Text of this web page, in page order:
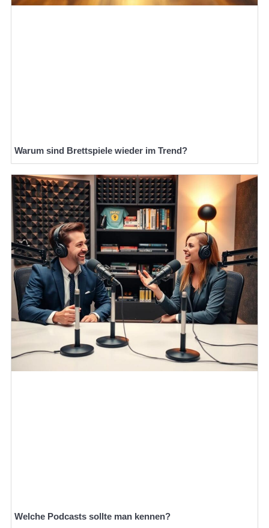
Warum sind Brettspiele wieder im Trend?
Welche Podcasts sollte man kennen?